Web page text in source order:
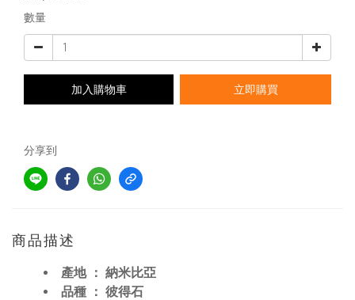
數量
加入購物車 立即購買
分享到
商品描述
產地 ： 納米比亞
品種 ： 彼得石